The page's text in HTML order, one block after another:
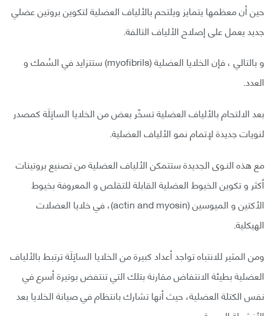
حين أن معظمها يتمايز ويلتحم بالألياف العضلية لتكوين بروتين عضلي
جديد يعمل على إصلاح الألياف التالفة.
و بالتالي ، فإن الخلايا العضلية (myofibrils) ستتزايد في السُمك و
العدد.
بعد الالتحام بالألياف العضلية تسخّر بعض من الخلايا الساتِلَة كمصدر
لنويات جديدة لإتمام نمو الألياف العضلية.
مع هذه النـوى الجديدة ستتمكن الألياف العضلية من تصنيع بروتينات
أكثر و تكوين الخيوط العضلية القابلة للتقلص و المعروفة بخيوط
الأكتين و الميوسين (actin and myosin)، في خلايا العضلات
الهيكلية.
ومن المثير للانتباه تواجد أعداد كبيرة من الخلايا الساتِلَة ترتبط بالألياف
العضلية بطيئة الانتفاض مقارنة بتلك التي تنتفض بوتيرة أسرع في
نفس الكتلة العضلية، حيث أنها تشارك بانتظام في صيانة الخلايا بعد